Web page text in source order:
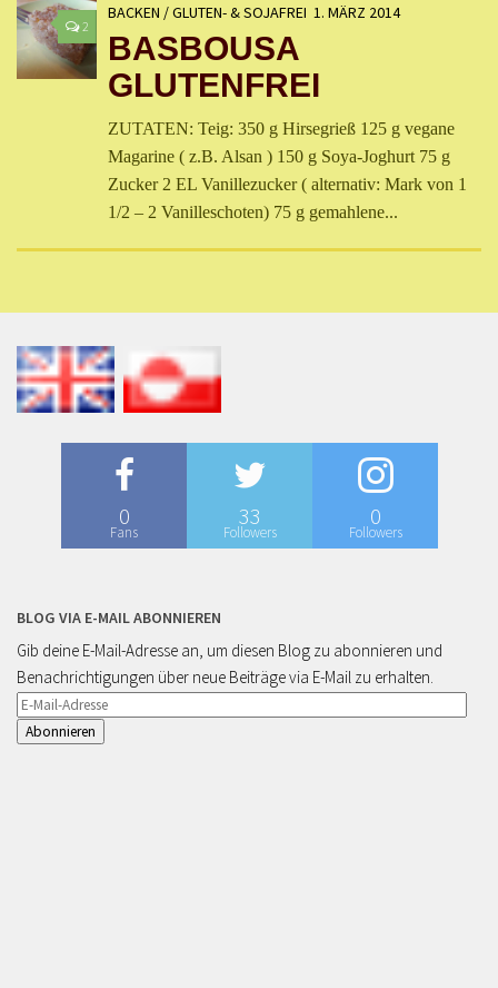
2
BACKEN /GLUTEN- & SOJAFREI 1. MÄRZ 2014
BASBOUSA
GLUTENFREI
ZUTATEN: Teig: 350 g Hirsegrieß 125 g vegane
Magarine ( z.B. Alsan ) 150 g Soya-Joghurt 75 g
Zucker 2 EL Vanillezucker ( alternativ: Mark von 1
1/2 – 2 Vanilleschoten) 75 g gemahlene...
0
Fans
33
Followers
0
Followers
BLOG VIA E-MAIL ABONNIEREN
Gib deine E-Mail-Adresse an, um diesen Blog zu abonnieren und
Benachrichtigungen über neue Beiträge via E-Mail zu erhalten.
E-
Mail-